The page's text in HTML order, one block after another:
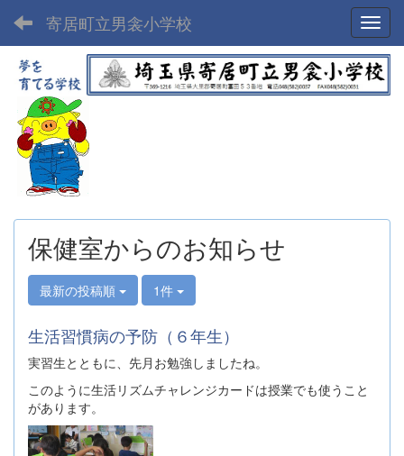
寄居町立男衾小学校
保健室からのお知らせ
最新の投稿順 1件
生活習慣病の予防（６年生）
実習生とともに、先月お勉強しましたね。
このように生活リズムチャレンジカードは授業でも使うこと
があります。